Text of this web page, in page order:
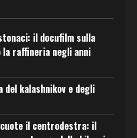
il docufilm sulla
raffineria negli anni
del kalashnikov e degli
il centrodestra: il